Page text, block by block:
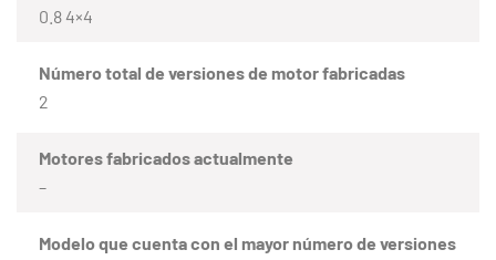
0.8 4×4
Número total de versiones de motor fabricadas
2
Motores fabricados actualmente
–
Modelo que cuenta con el mayor número de versiones